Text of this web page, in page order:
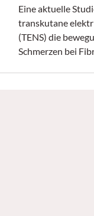
Eine aktuelle
transkutane
(TENS) die
Schmerzen bei